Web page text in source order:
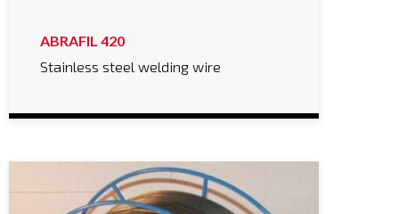
ABRAFIL 420
Stainless steel welding wire